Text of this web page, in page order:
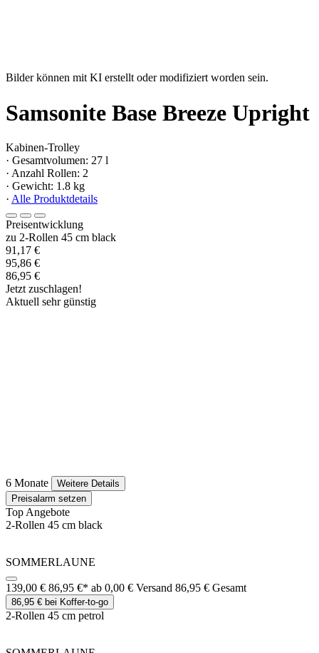
Bilder können mit KI erstellt oder modifiziert worden sein.
Samsonite Base Breeze Upright
Kabinen-Trolley
· Gesamtvolumen: 27 l
· Anzahl Rollen: 2
· Gewicht: 1.8 kg
· Alle Produktdetails
Preisentwicklung
zu 2-Rollen 45 cm black
91,17 €
95,86 €
86,95 €
Jetzt zuschlagen!
Aktuell sehr günstig
6 Monate
Weitere Details
Preisalarm setzen
Top Angebote
2-Rollen 45 cm black
SOMMERLAUNE
139,00 € 86,95 €* ab 0,00 € Versand 86,95 € Gesamt
86,95 € bei Koffer-to-go
2-Rollen 45 cm petrol